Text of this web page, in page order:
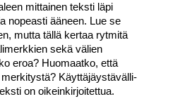
mit­tai­nen teks­ti läpi
nopeas­ti ääneen. Lue se
mut­ta täl­lä ker­taa ryt­mi­tä
sekä välien
eroa? Huo­maat­ko, että
Käyt­tä­jäys­tä­väl­li­
on oikein­kir­joi­tet­tua.